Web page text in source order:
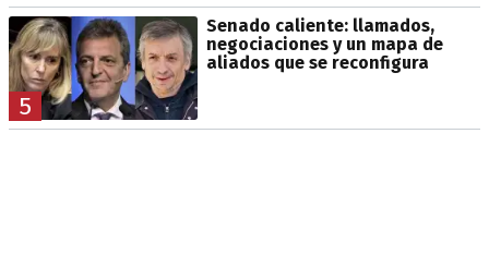
5
Senado caliente: llamados,
negociaciones y un mapa de
aliados que se reconfigura